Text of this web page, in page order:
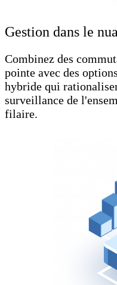
Gestion dans le
Combinez des
pointe avec des
hybride qui
surveillance de
filaire.